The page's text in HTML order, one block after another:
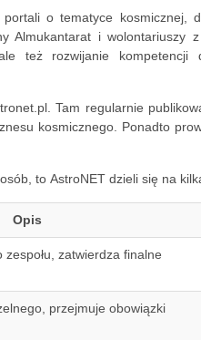
o tematyce kosmicznej,
Almukantarat i wolontariuszy
też rozwijanie kompetencji
Tam regularnie
kosmicznego. Ponadto
to AstroNET dzieli się na
Opis
zespołu, zatwierdza finalne
przejmuje obowiązki